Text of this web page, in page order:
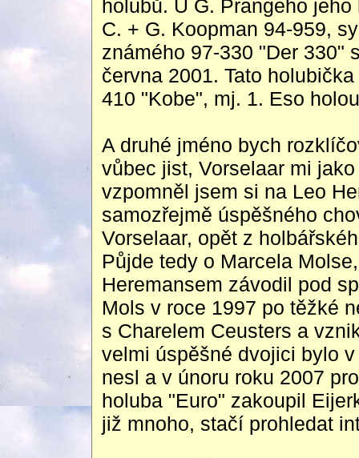
holubů. U G. Prangeho
C. + G. Koopman 94-959,
známého 97-330 "Der 330"
června 2001. Tato
410 "Kobe", mj. 1. Eso
A druhé jméno bych
vůbec jist, Vorselaar mi
vzpomněl jsem si na Leo
samozřejmě úspěšného
Vorselaar, opět z
Půjde tedy o Marcela
Heremansem závodil pod
Mols v roce 1997 po těžké
s Charelem Ceusters a
velmi úspěšné dvojici bylo
nesl a v únoru roku 2007
holuba "Euro" zakoupil
již mnoho, stačí prohledat